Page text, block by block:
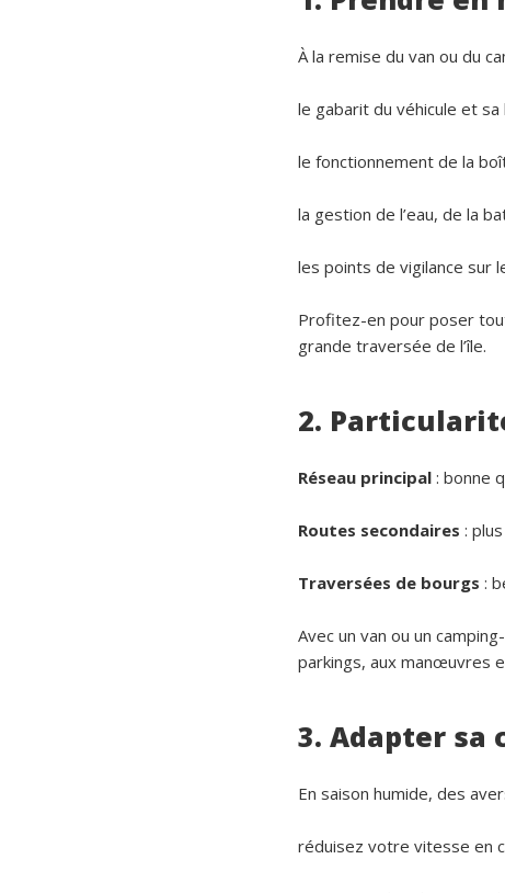
À la remise du van ou du
le gabarit du véhicule et sa
le fonctionnement de la
la gestion de l’eau, de la
les points de vigilance sur
Profitez-en pour poser
grande traversée de l’île.
2.
Réseau principal : bonne
Routes secondaires :
Traversées de bourgs :
Avec un van ou un
parkings, aux manœuvres
3. Adapter
En saison humide, des
réduisez votre vitesse en